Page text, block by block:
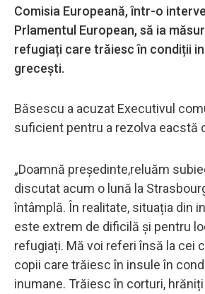
Comisia Europeană, într-o
Prlamentul European, să ia
refugiați care trăiesc în condiții
grecești.
Băsescu a acuzat Executivul
suficient pentru a rezolva eacstă
„Doamnă președinte,reluăm
discutat acum o lună la
întâmplă. În realitate, situația din
este extrem de dificilă și pentru
refugiați. Mă voi referi însă la cei
copii care trăiesc în insule în
inumane. Trăiesc în corturi,